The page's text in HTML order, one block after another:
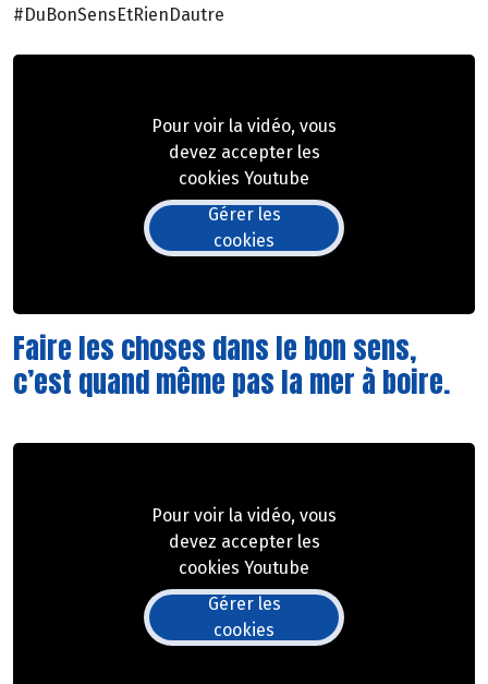
#DuBonSensEtRienDautre
Pour voir la vidéo, vous
devez accepter les
cookies Youtube
Gérer les
cookies
Faire les choses dans le bon sens,
c’est quand même pas la mer à boire.
Pour voir la vidéo, vous
devez accepter les
cookies Youtube
Gérer les
cookies